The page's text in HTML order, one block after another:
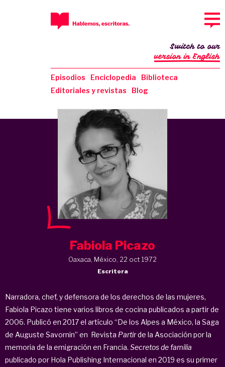
Episodios Enciclopedia
Biblioteca
Editoriales y revistas
Blog
Switch to our
version in English
Fabiola Picazo
Oaxaca, México, 22 oct 1972
Escritora
Narradora, chef, y defensora de los derechos de las mujeres,
Fabiola Picazo tiene varios libros de cocina publicados a partir de
2006. Publicó en 2017 el artículo “De los Alpes a México, la Saga
de Auguste Savornin” en Revista Partirde la Asociación por la
memoria de la emigración en Francia. Secretos de familia
publicado por Hola Publishing Internacional en 2019 es su primer